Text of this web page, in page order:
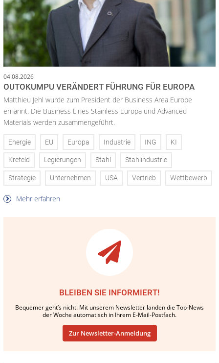
04.08.2026
OUTOKUMPU VERÄNDERT FÜHRUNG FÜR EUROPA
Matthieu Jehl wurde zum President der Business Area Europe
ernannt. Die Business Lines Stainless Europa und Advanced
Materials werden zusammengeführt.
Energie EU Europa Industrie ING KI
Krefeld Legierungen Stahl Stahlindustrie
Strategie Unternehmen USA Vertrieb Wettbewerb
Mehr erfahren
BLEIBEN SIE INFORMIERT!
Bequemer geht’s nicht: Mit unserem Newsletter landen die Top-News
der Woche automatisch in Ihrem E-Mail-Postfach.
Zur Newsletter-Anmeldung